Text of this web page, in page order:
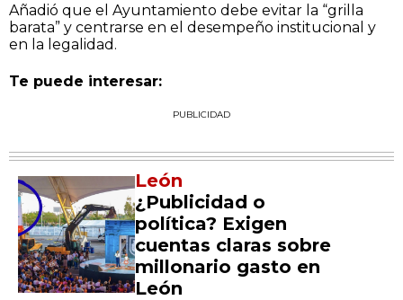
Añadió que el Ayuntamiento debe evitar la “grilla
barata” y centrarse en el desempeño institucional y
en la legalidad.
Te puede interesar:
PUBLICIDAD
León
¿Publicidad o
política? Exigen
cuentas claras sobre
millonario gasto en
León